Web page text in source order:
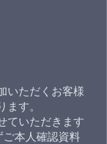
いただくお客様
す。
ていただきます
本人確認資料